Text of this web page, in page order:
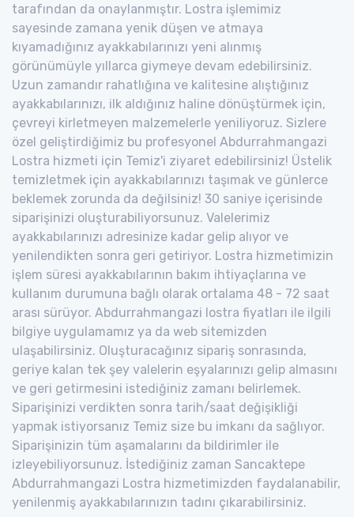
tarafından da onaylanmıştır. Lostra işlemimiz
sayesinde zamana yenik düşen ve atmaya
kıyamadığınız ayakkabılarınızı yeni alınmış
görünümüyle yıllarca giymeye devam edebilirsiniz.
Uzun zamandır rahatlığına ve kalitesine alıştığınız
ayakkabılarınızı, ilk aldığınız haline dönüştürmek için,
çevreyi kirletmeyen malzemelerle yeniliyoruz. Sizlere
özel geliştirdiğimiz bu profesyonel Abdurrahmangazi
Lostra hizmeti için Temiz'i ziyaret edebilirsiniz! Üstelik
temizletmek için ayakkabılarınızı taşımak ve günlerce
beklemek zorunda da değilsiniz! 30 saniye içerisinde
siparişinizi oluşturabiliyorsunuz. Valelerimiz
ayakkabılarınızı adresinize kadar gelip alıyor ve
yenilendikten sonra geri getiriyor. Lostra hizmetimizin
işlem süresi ayakkabılarının bakım ihtiyaçlarına ve
kullanım durumuna bağlı olarak ortalama 48 - 72 saat
arası sürüyor. Abdurrahmangazi lostra fiyatları ile ilgili
bilgiye uygulamamız ya da web sitemizden
ulaşabilirsiniz. Oluşturacağınız sipariş sonrasında,
geriye kalan tek şey valelerin eşyalarınızı gelip almasını
ve geri getirmesini istediğiniz zamanı belirlemek.
Siparişinizi verdikten sonra tarih/saat değişikliği
yapmak istiyorsanız Temiz size bu imkanı da sağlıyor.
Siparişinizin tüm aşamalarını da bildirimler ile
izleyebiliyorsunuz. İstediğiniz zaman Sancaktepe
Abdurrahmangazi Lostra hizmetimizden faydalanabilir,
yenilenmiş ayakkabılarınızın tadını çıkarabilirsiniz.